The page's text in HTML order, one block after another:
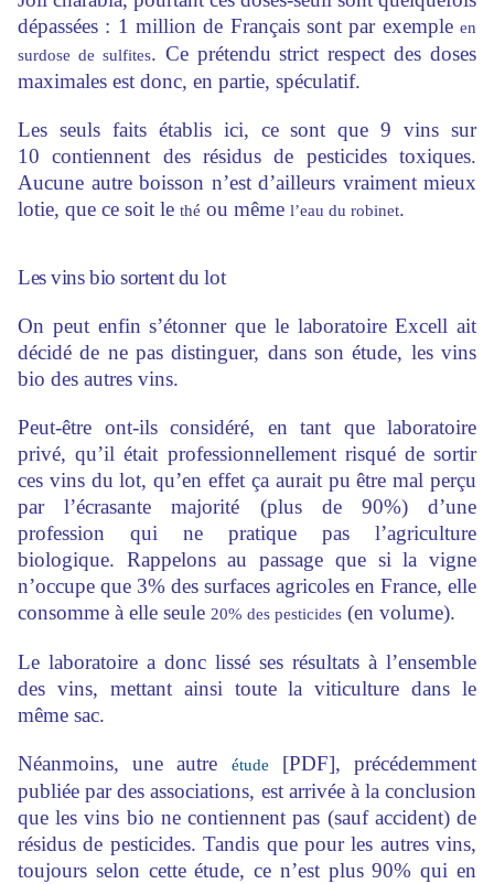
dépassées : 1 million de Français sont par exemple en
surdose de sulfites. Ce prétendu strict respect des doses
maximales est donc, en partie, spéculatif.
Les seuls faits établis ici, ce sont que 9 vins sur
10 contiennent des résidus de pesticides toxiques.
Aucune autre boisson n’est d’ailleurs vraiment mieux
lotie, que ce soit le thé ou même l’eau du robinet.
Les vins bio sortent du lot
On peut enfin s’étonner que le laboratoire Excell ait
décidé de ne pas distinguer, dans son étude, les vins
bio des autres vins.
Peut-être ont-ils considéré, en tant que laboratoire
privé, qu’il était professionnellement risqué de sortir
ces vins du lot, qu’en effet ça aurait pu être mal perçu
par l’écrasante majorité (plus de 90%) d’une
profession qui ne pratique pas l’agriculture
biologique. Rappelons au passage que si la vigne
n’occupe que 3% des surfaces agricoles en France, elle
consomme à elle seule 20% des pesticides (en volume).
Le laboratoire a donc lissé ses résultats à l’ensemble
des vins, mettant ainsi toute la viticulture dans le
même sac.
Néanmoins, une autre étude
[PDF], précédemment
publiée par des associations, est arrivée à la conclusion
que les vins bio ne contiennent pas (sauf accident) de
résidus de pesticides. Tandis que pour les autres vins,
toujours selon cette étude, ce n’est plus 90% qui en